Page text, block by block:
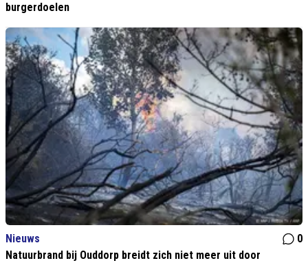
burgerdoelen
Nieuws
0
Natuurbrand bij Ouddorp breidt zich niet meer uit door